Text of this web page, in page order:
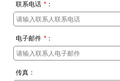
联系电话 *：
电子邮件 *：
传真：